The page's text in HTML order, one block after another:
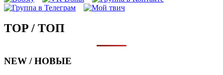
TOP / ТОП
NEW / НОВЫЕ